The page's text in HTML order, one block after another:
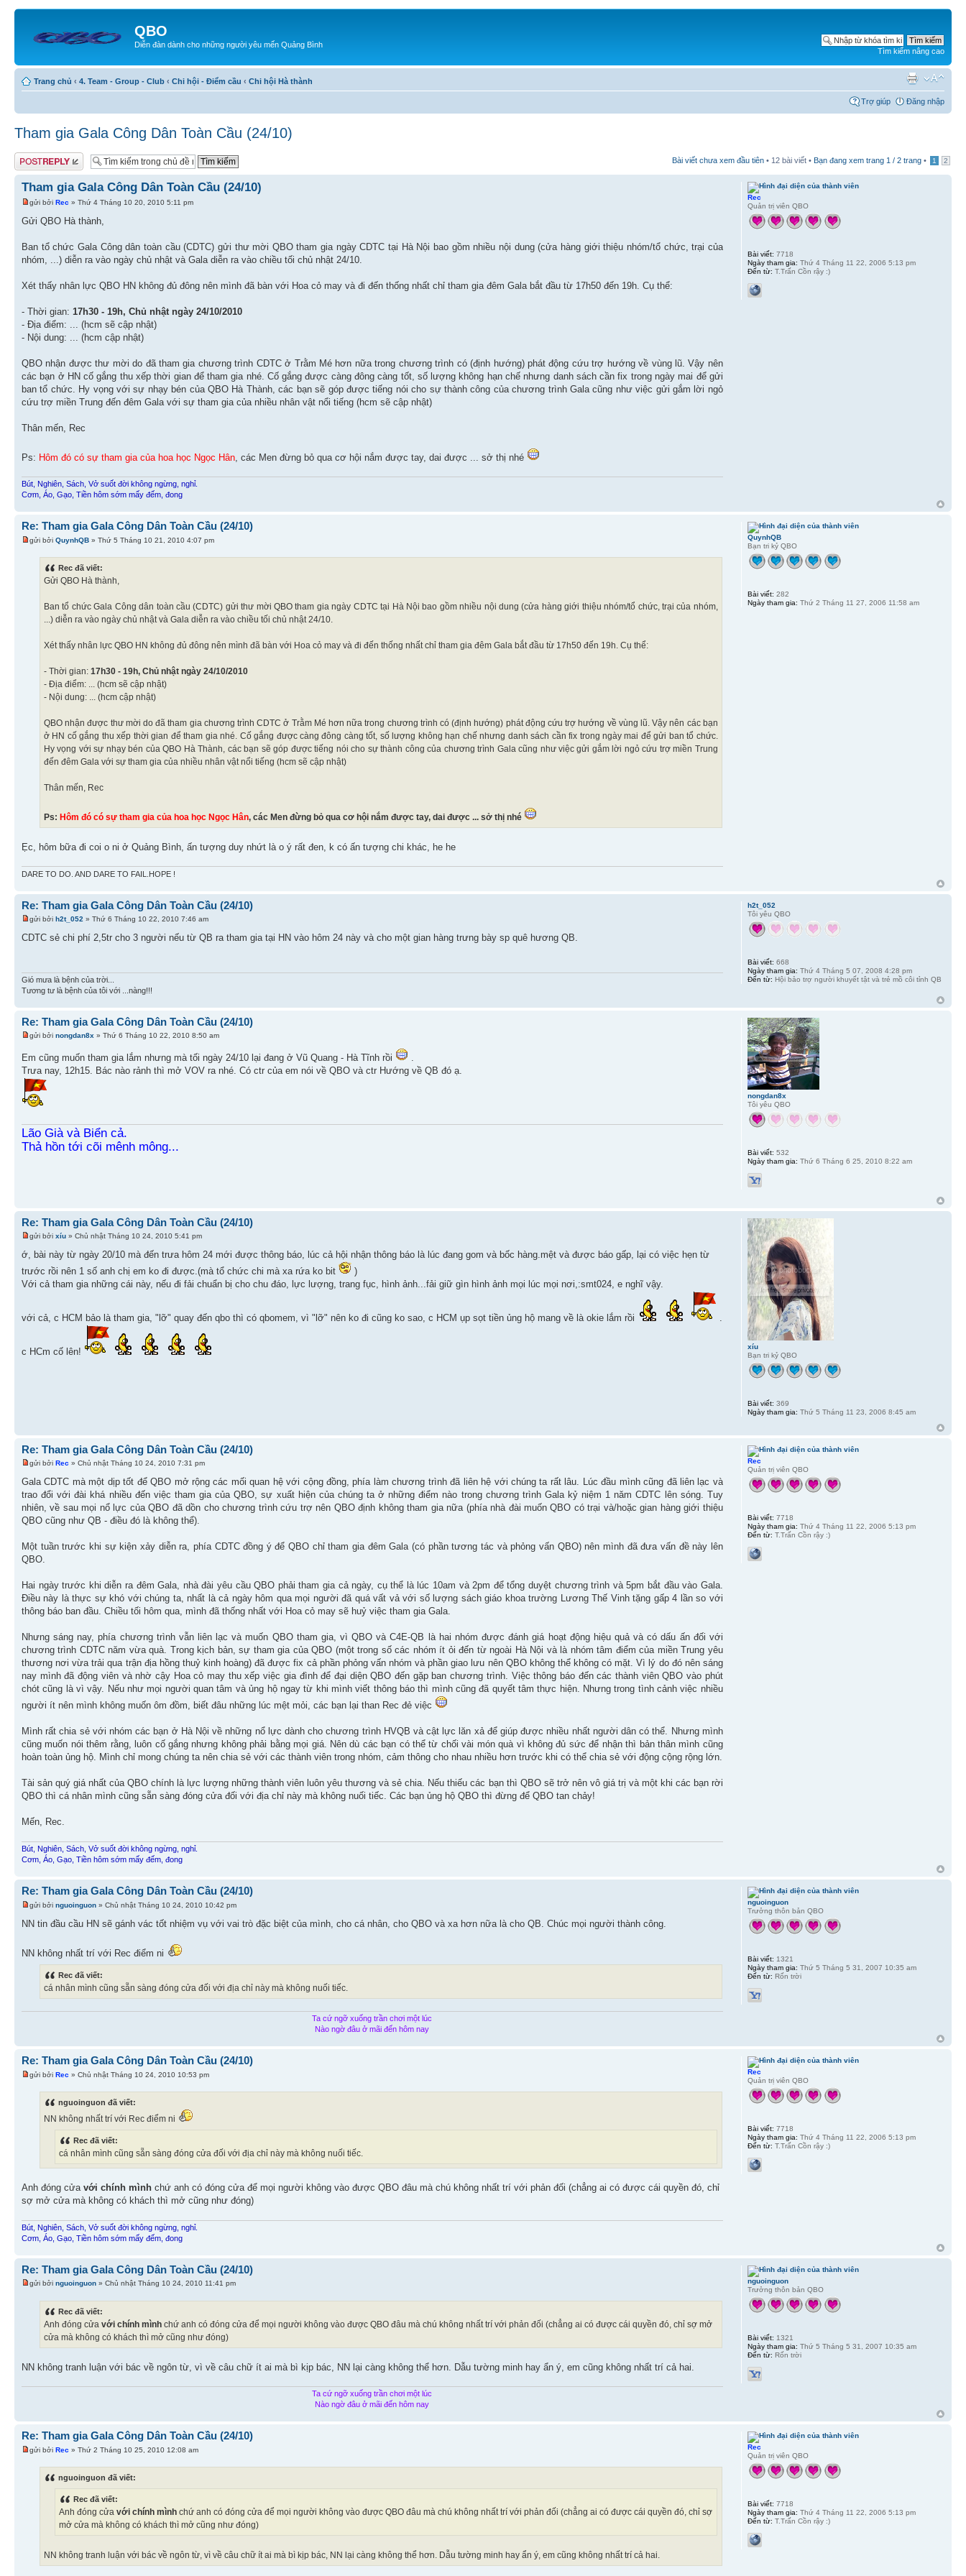
QBO
Diễn đàn dành cho những người yêu mến Quảng Bình
Tìm kiếm nâng cao
Trang chủ ‹ 4. Team - Group - Club ‹ Chi hội - Điểm cầu ‹ Chi hội Hà thành
Trợ giúp Đăng nhập
Tham gia Gala Công Dân Toàn Cầu (24/10)
Gửi bài trả lời Bài viết chưa xem đầu tiên • 12 bài viết • Bạn đang xem trang 1 / 2 trang • 1 2
Tham gia Gala Công Dân Toàn Cầu (24/10)
gửi bởi Rec » Thứ 4 Tháng 10 20, 2010 5:11 pm
Gửi QBO Hà thành,
Ban tổ chức Gala Công dân toàn cầu (CDTC) gửi thư mời QBO tham gia ngày CDTC tại Hà Nội bao gồm nhiều nội dung (cửa hàng giới thiệu nhóm/tổ chức, trại của
nhóm, ...) diễn ra vào ngày chủ nhật và Gala diễn ra vào chiều tối chủ nhật 24/10.
Xét thấy nhân lực QBO HN không đủ đông nên mình đã bàn với Hoa cỏ may và đi đến thống nhất chỉ tham gia đêm Gala bắt đầu từ 17h50 đến 19h. Cụ thể:
- Thời gian: 17h30 - 19h, Chủ nhật ngày 24/10/2010
- Địa điểm: ... (hcm sẽ cập nhật)
- Nội dung: ... (hcm cập nhật)
QBO nhận được thư mời do đã tham gia chương trình CDTC ở Trằm Mé hơn nữa trong chương trình có (định hướng) phát động cứu trợ hướng về vùng lũ. Vậy nên
các bạn ở HN cố gắng thu xếp thời gian để tham gia nhé. Cố gắng được càng đông càng tốt, số lượng không hạn chế nhưng danh sách cần fix trong ngày mai để gửi
ban tổ chức. Hy vọng với sự nhạy bén của QBO Hà Thành, các bạn sẽ góp được tiếng nói cho sự thành công của chương trình Gala cũng như việc gửi gắm lời ngỏ
cứu trợ miền Trung đến đêm Gala với sự tham gia của nhiều nhân vật nổi tiếng (hcm sẽ cập nhật)
Thân mến, Rec
Ps: Hôm đó có sự tham gia của hoa học Ngọc Hân , các Men đừng bỏ qua cơ hội nắm được tay, dai được ... sở thị nhé
Bút, Nghiên, Sách, Vở suốt đời không ngừng, nghỉ.
Cơm, Áo, Gạo, Tiền hôm sớm mấy đếm, đong
Rec
Quản trị viên QBO
Bài viết: 7718
Ngày tham gia: Thứ 4 Tháng 11 22, 2006 5:13 pm
Đến từ: T.Trấn Cồn rậy :)
Re: Tham gia Gala Công Dân Toàn Cầu (24/10)
gửi bởi QuynhQB » Thứ 5 Tháng 10 21, 2010 4:07 pm
Rec đã viết:
Gửi QBO Hà thành,
Ban tổ chức Gala Công dân toàn cầu (CDTC) gửi thư mời QBO tham gia ngày CDTC tại Hà Nội bao gồm nhiều nội dung (cửa hàng giới thiệu nhóm/tổ chức, trại của nhóm,
...) diễn ra vào ngày chủ nhật và Gala diễn ra vào chiều tối chủ nhật 24/10.
Xét thấy nhân lực QBO HN không đủ đông nên mình đã bàn với Hoa cỏ may và đi đến thống nhất chỉ tham gia đêm Gala bắt đầu từ 17h50 đến 19h. Cụ thể:
- Thời gian: 17h30 - 19h, Chủ nhật ngày 24/10/2010
- Địa điểm: ... (hcm sẽ cập nhật)
- Nội dung: ... (hcm cập nhật)
QBO nhận được thư mời do đã tham gia chương trình CDTC ở Trằm Mé hơn nữa trong chương trình có (định hướng) phát động cứu trợ hướng về vùng lũ. Vậy nên các bạn
ở HN cố gắng thu xếp thời gian để tham gia nhé. Cố gắng được càng đông càng tốt, số lượng không hạn chế nhưng danh sách cần fix trong ngày mai để gửi ban tổ chức.
Hy vọng với sự nhạy bén của QBO Hà Thành, các bạn sẽ góp được tiếng nói cho sự thành công của chương trình Gala cũng như việc gửi gắm lời ngỏ cứu trợ miền Trung
đến đêm Gala với sự tham gia của nhiều nhân vật nổi tiếng (hcm sẽ cập nhật)
Thân mến, Rec
Ps: Hôm đó có sự tham gia của hoa học Ngọc Hân, các Men đừng bỏ qua cơ hội nắm được tay, dai được ... sở thị nhé
Ẹc, hôm bữa đi coi o ni ở Quảng Bình, ấn tượng duy nhứt là o ý rất đen, k có ấn tượng chi khác, he he
DARE TO DO. AND DARE TO FAIL.HOPE !
QuynhQB
Bạn tri kỷ QBO
Bài viết: 282
Ngày tham gia: Thứ 2 Tháng 11 27, 2006 11:58 am
Re: Tham gia Gala Công Dân Toàn Cầu (24/10)
gửi bởi h2t_052 » Thứ 6 Tháng 10 22, 2010 7:46 am
CDTC sẻ chi phí 2,5tr cho 3 người nếu từ QB ra tham gia tại HN vào hôm 24 này và cho một gian hàng trưng bày sp quê hương QB.
Gió mưa là bệnh của trời...
Tương tư là bệnh của tôi với ...nàng!!!
h2t_052
Tôi yêu QBO
Bài viết: 668
Ngày tham gia: Thứ 4 Tháng 5 07, 2008 4:28 pm
Đến từ: Hội bảo trợ người khuyết tật và trẻ mồ côi tỉnh QB
Re: Tham gia Gala Công Dân Toàn Cầu (24/10)
gửi bởi nongdan8x » Thứ 6 Tháng 10 22, 2010 8:50 am
Em cũng muốn tham gia lắm nhưng mà tối ngày 24/10 lại đang ở Vũ Quang - Hà Tĩnh rồi
.
Trưa nay, 12h15. Bác nào rảnh thì mở VOV ra nhé. Có ctr của em nói về QBO và ctr Hướng về QB đó ạ.
Lão Già và Biển cả.
Thả hồn tới cõi mênh mông...
nongdan8x
Tôi yêu QBO
Bài viết: 532
Ngày tham gia: Thứ 6 Tháng 6 25, 2010 8:22 am
Re: Tham gia Gala Công Dân Toàn Cầu (24/10)
gửi bởi xíu » Chủ nhật Tháng 10 24, 2010 5:41 pm
ớ, bài này từ ngày 20/10 mà đến trưa hôm 24 mới được thông báo, lúc cả hội nhận thông báo là lúc đang gom và bốc hàng.mệt và được báo gấp, lại có việc hẹn từ
trước rồi nên 1 số anh chị em ko đi được.(mà tổ chức chi mà xa rứa ko bit
)
Với cả tham gia những cái này, nếu đi fải chuẩn bị cho chu đáo, lực lượng, trang fục, hình ảnh...fải giữ gìn hình ảnh mọi lúc mọi nơi,:smt024, e nghĩ vậy.
với cả, c HCM bảo là tham gia, "lỡ" quay đến qbo thì có qbomem, vì "lỡ" nên ko đi cũng ko sao, c HCM ụp sọt tiền ủng hộ mang về là okie lắm rồi .
c HCm cố lên!
xíu
Bạn tri kỷ QBO
Bài viết: 369
Ngày tham gia: Thứ 5 Tháng 11 23, 2006 8:45 am
Re: Tham gia Gala Công Dân Toàn Cầu (24/10)
gửi bởi Rec » Chủ nhật Tháng 10 24, 2010 7:31 pm
Gala CDTC mà một dịp tốt để QBO mở rộng các mối quan hệ với cộng đồng, phía làm chương trình đã liên hệ với chúng ta rất lâu. Lúc đầu mình cũng đã liên lạc và
trao đổi với đài khá nhiều đến việc tham gia của QBO, sự xuất hiện của chúng ta ở những điểm nào trong chương trình Gala kỷ niệm 1 năm CDTC lên sóng. Tuy
nhiên, về sau mọi nổ lực của QBO đã dồn cho chương trình cứu trợ nên QBO định không tham gia nữa (phía nhà đài muốn QBO có trại và/hoặc gian hàng giới thiệu
QBO cũng như QB - điều đó là không thể).
Một tuần trước khi sự kiện xảy diễn ra, phía CDTC đồng ý để QBO chỉ tham gia đêm Gala (có phần tương tác và phỏng vấn QBO) nên mình đã đưa vấn đề này lên
QBO.
Hai ngày trước khi diễn ra đêm Gala, nhà đài yêu cầu QBO phải tham gia cả ngày, cụ thể là lúc 10am và 2pm để tổng duyệt chương trình và 5pm bắt đầu vào Gala.
Điều này là thực sự khó với chúng ta, nhất là cả ngày hôm qua mọi người đã quá vất vả với số lượng sách giáo khoa trường Lương Thế Vinh tặng gấp 4 lần so với
thông báo ban đầu. Chiều tối hôm qua, mình đã thống nhất với Hoa cỏ may sẽ huỷ việc tham gia Gala.
Nhưng sáng nay, phía chương trình vẫn liên lạc và muốn QBO tham gia, vì QBO và C4E-QB là hai nhóm được đánh giá hoạt động hiệu quả và có dấu ấn đối với
chương trình CDTC năm vừa quà. Trong kịch bản, sự tham gia của QBO (một trong số các nhóm ít ỏi đến từ ngoài Hà Nội và là nhóm tâm điểm của miền Trung yêu
thương nơi vừa trải qua trận địa hồng thuỷ kinh hoàng) đã được fix cả phần phỏng vấn nhóm và phần giao lưu nên QBO không thể không có mặt. Vì lý do đó nên sáng
nay mình đã động viên và nhờ cậy Hoa cỏ may thu xếp việc gia đình để đại diện QBO đến gặp ban chương trình. Việc thông báo đến các thành viên QBO vào phút
chót cũng là vì vậy. Nếu như mọi người quan tâm và ủng hộ ngay từ khi mình viết thông báo thì mình cũng đã quyết tâm thực hiện. Nhưng trong tình cảnh việc nhiều
người ít nên mình không muốn ôm đồm, biết đâu những lúc mệt mỏi, các bạn lại than Rec đẻ việc
Mình rất chia sẻ với nhóm các bạn ở Hà Nội về những nổ lực dành cho chương trình HVQB và cật lực lăn xả để giúp được nhiều nhất người dân có thể. Nhưng mình
cũng muốn nói thêm rằng, luôn cố gắng nhưng không phải bằng mọi giá. Nên dù các bạn có thể từ chối vài món quà vì không đủ sức để nhận thì bản thân mình cũng
hoàn toàn ủng hộ. Mình chỉ mong chúng ta nên chia sẻ với các thành viên trong nhóm, cảm thông cho nhau nhiều hơn trước khi có thể chia sẻ với động cộng rộng lớn.
Tài sản quý giá nhất của QBO chính là lực lượng những thành viên luôn yêu thương và sẻ chia. Nếu thiếu các bạn thì QBO sẽ trở nên vô giá trị và một khi các bạn rời
QBO thì cá nhân mình cũng sẵn sàng đóng cửa đối với địa chỉ này mà không nuối tiếc. Các bạn ủng hộ QBO thì đừng để QBO tan chảy!
Mến, Rec.
Bút, Nghiên, Sách, Vở suốt đời không ngừng, nghỉ.
Cơm, Áo, Gạo, Tiền hôm sớm mấy đếm, đong
Rec
Quản trị viên QBO
Bài viết: 7718
Ngày tham gia: Thứ 4 Tháng 11 22, 2006 5:13 pm
Đến từ: T.Trấn Cồn rậy :)
Re: Tham gia Gala Công Dân Toàn Cầu (24/10)
gửi bởi nguoinguon » Chủ nhật Tháng 10 24, 2010 10:42 pm
NN tin đầu cầu HN sẽ gánh vác tốt nhiệm vụ với vai trò đặc biệt của mình, cho cá nhân, cho QBO và xa hơn nữa là cho QB. Chúc mọi người thành công.
NN không nhất trí với Rec điểm ni
Rec đã viết:
cá nhân mình cũng sẵn sàng đóng cửa đối với địa chỉ này mà không nuối tiếc.
Ta cứ ngỡ xuống trần chơi một lúc
Nào ngờ đâu ở mãi đến hôm nay
nguoinguon
Trưởng thôn bản QBO
Bài viết: 1321
Ngày tham gia: Thứ 5 Tháng 5 31, 2007 10:35 am
Đến từ: Rốn trời
Re: Tham gia Gala Công Dân Toàn Cầu (24/10)
gửi bởi Rec » Chủ nhật Tháng 10 24, 2010 10:53 pm
nguoinguon đã viết:
NN không nhất trí với Rec điểm ni
Rec đã viết:
cá nhân mình cũng sẵn sàng đóng cửa đối với địa chỉ này mà không nuối tiếc.
Anh đóng cửa với chính mình chứ anh có đóng cửa để mọi người không vào được QBO đâu mà chú không nhất trí với phản đối (chẳng ai có được cái quyền đó, chỉ
sợ mở cửa mà không có khách thì mở cũng như đóng)
Bút, Nghiên, Sách, Vở suốt đời không ngừng, nghỉ.
Cơm, Áo, Gạo, Tiền hôm sớm mấy đếm, đong
Rec
Quản trị viên QBO
Bài viết: 7718
Ngày tham gia: Thứ 4 Tháng 11 22, 2006 5:13 pm
Đến từ: T.Trấn Cồn rậy :)
Re: Tham gia Gala Công Dân Toàn Cầu (24/10)
gửi bởi nguoinguon » Chủ nhật Tháng 10 24, 2010 11:41 pm
Rec đã viết:
Anh đóng cửa với chính mình chứ anh có đóng cửa để mọi người không vào được QBO đâu mà chú không nhất trí với phản đối (chẳng ai có được cái quyền đó, chỉ sợ mở
cửa mà không có khách thì mở cũng như đóng)
NN không tranh luận với bác về ngôn từ, vì về câu chữ ít ai mà bì kịp bác, NN lại càng không thể hơn. Dẫu tường minh hay ẩn ý, em cũng không nhất trí cả hai.
Ta cứ ngỡ xuống trần chơi một lúc
Nào ngờ đâu ở mãi đến hôm nay
nguoinguon
Trưởng thôn bản QBO
Bài viết: 1321
Ngày tham gia: Thứ 5 Tháng 5 31, 2007 10:35 am
Đến từ: Rốn trời
Re: Tham gia Gala Công Dân Toàn Cầu (24/10)
gửi bởi Rec » Thứ 2 Tháng 10 25, 2010 12:08 am
nguoinguon đã viết:
Rec đã viết:
Anh đóng cửa với chính mình chứ anh có đóng cửa để mọi người không vào được QBO đâu mà chú không nhất trí với phản đối (chẳng ai có được cái quyền đó, chỉ sợ
mở cửa mà không có khách thì mở cũng như đóng)
NN không tranh luận với bác về ngôn từ, vì về câu chữ ít ai mà bì kịp bác, NN lại càng không thể hơn. Dẫu tường minh hay ẩn ý, em cũng không nhất trí cả hai.
Rec
Quản trị viên QBO
Bài viết: 7718
Ngày tham gia: Thứ 4 Tháng 11 22, 2006 5:13 pm
Đến từ: T.Trấn Cồn rậy :)